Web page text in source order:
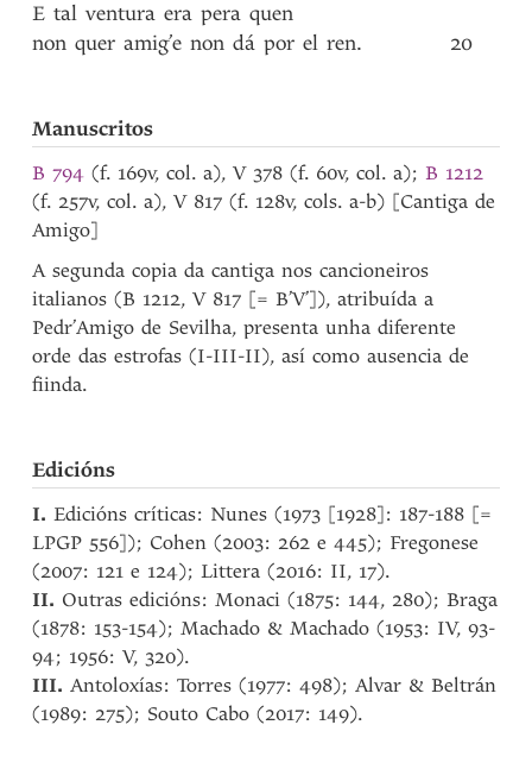
E tal ventura era pera quen
non quer amig’e non dá por el ren. 20
Manuscritos
B 794 (f. 169v, col. a), V 378 (f. 60v, col. a);B 1212
(f. 257v, col. a), V 817 (f. 128v, cols. a-b) [Cantiga de
Amigo]
A segunda copia da cantiga nos cancioneiros
italianos (B 1212, V 817 [= B’V’]), atribuída a
Pedr’Amigo de Sevilha, presenta unha diferente
orde das estrofas (I-III-II), así como ausencia de
fiinda.
Edicións
I.Edicións críticas: Nunes (1973 [1928]: 187-188 [=
LPGP 556]); Cohen (2003: 262 e 445); Fregonese
(2007: 121 e 124); Littera (2016: II, 17).
II. Outras edicións: Monaci (1875: 144, 280); Braga
(1878: 153-154); Machado & Machado (1953: IV, 93-
94; 1956: V, 320).
III.Antoloxías: Torres (1977: 498); Alvar & Beltrán
(1989: 275); Souto Cabo (2017: 149).